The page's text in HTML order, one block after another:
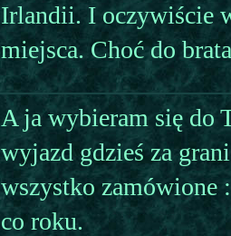
Irlandii. I oczywiście
miejsca. Choć do
A ja wybieram się do
wyjazd gdzieś za
wszystko zamówione
co roku.